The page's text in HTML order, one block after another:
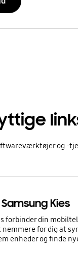
og -
Samsung Kies
forbinder din
nemmere for dig at
enheder og finde